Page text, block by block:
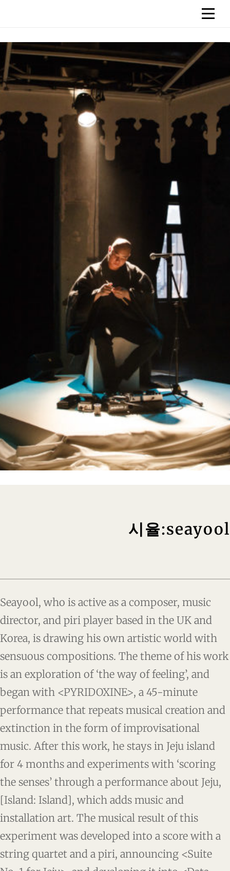
content
시율:seayool
Seayool, who is active as a composer, music
director, and piri player based in the UK and
Korea, is drawing his own artistic world with
sensuous compositions. The theme of his work
is an exploration of ‘the way of feeling’, and
began with <PYRIDOXINE>, a 45-minute
performance that repeats musical creation and
extinction in the form of improvisational
music. After this work, he stays in Jeju island
for 4 months and experiments with ‘scoring
the senses’ through a performance about Jeju,
[Island: Island], which adds music and
installation art. The musical result of this
experiment was developed into a score with a
string quartet and a piri, announcing <Suite